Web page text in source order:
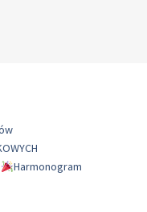
Harmonogram